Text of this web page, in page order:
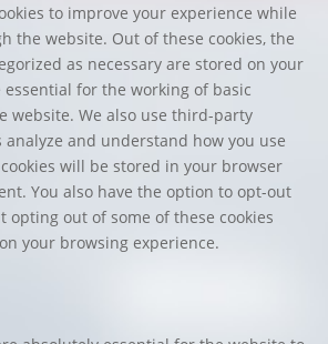
to improve your experience while
the website. Out of these cookies, the
as necessary are stored on your
essential for the working of basic
website. We also use third-party
analyze and understand how you use
will be stored in your browser
You also have the option to opt-out
opting out of some of these cookies
your browsing experience.